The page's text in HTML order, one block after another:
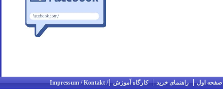
صفحه اول راهنمای خرید کارگاه آموزش